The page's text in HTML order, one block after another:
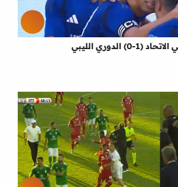
الدوري الليبي